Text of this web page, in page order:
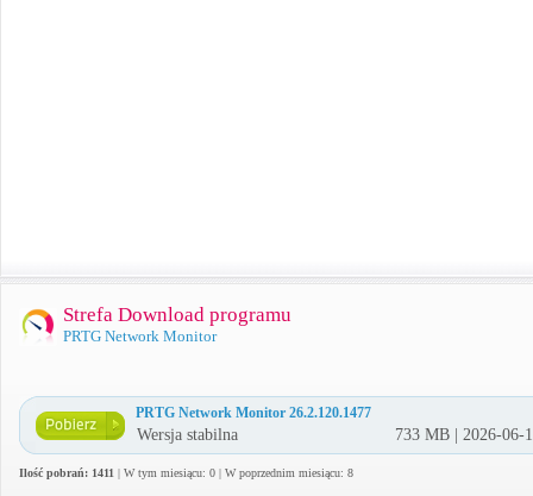
Strefa Download programu
PRTG Network Monitor
PRTG Network Monitor 26.2.120.1477
Wersja stabilna 733 MB | 2026-06-
Ilość pobrań: 1411 | W tym miesiącu: 0 | W poprzednim miesiącu: 8